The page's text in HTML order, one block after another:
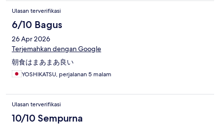
Ulasan terverifikasi
6/10 Bagus
26 Apr 2026
Terjemahkan dengan Google
朝食はまあまあ良い
YOSHIKATSU, perjalanan 5 malam
Ulasan terverifikasi
10/10 Sempurna